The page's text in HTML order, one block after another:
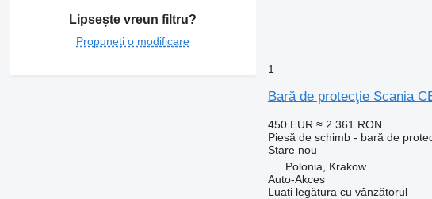
Lipsește vreun filtru?
Propuneți o modificare
1
Bară de protecţie Scania
450 EUR ≈ 2.361 RON
Piesă de schimb - bară de
Starenou
Polonia, Krakow
Auto-Akces
Luați legătura cu vânzătorul